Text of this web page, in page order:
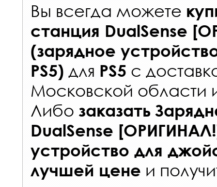
Вы всегда можете
станция DualSense
(зарядное
PS5) для PS5 с
Московской области
Либо заказать
DualSense
устройство для
лучшей цене и